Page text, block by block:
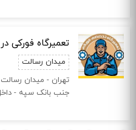
تعمیرگاه فورکی
میدان رسالت
تهران - میدان رسالت
جنب بانک سپه -